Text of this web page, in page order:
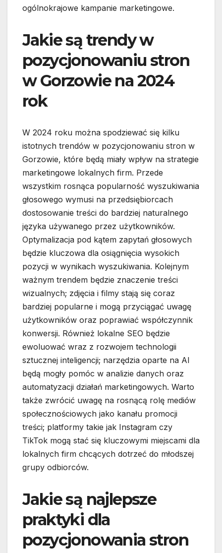
ogólnokrajowe kampanie marketingowe.
Jakie są trendy w
pozycjonowaniu stron
w Gorzowie na 2024
rok
W 2024 roku można spodziewać się kilku
istotnych trendów w pozycjonowaniu stron w
Gorzowie, które będą miały wpływ na strategie
marketingowe lokalnych firm. Przede
wszystkim rosnąca popularność wyszukiwania
głosowego wymusi na przedsiębiorcach
dostosowanie treści do bardziej naturalnego
języka używanego przez użytkowników.
Optymalizacja pod kątem zapytań głosowych
będzie kluczowa dla osiągnięcia wysokich
pozycji w wynikach wyszukiwania. Kolejnym
ważnym trendem będzie znaczenie treści
wizualnych; zdjęcia i filmy stają się coraz
bardziej popularne i mogą przyciągać uwagę
użytkowników oraz poprawiać współczynnik
konwersji. Również lokalne SEO będzie
ewoluować wraz z rozwojem technologii
sztucznej inteligencji; narzędzia oparte na AI
będą mogły pomóc w analizie danych oraz
automatyzacji działań marketingowych. Warto
także zwrócić uwagę na rosnącą rolę mediów
społecznościowych jako kanału promocji
treści; platformy takie jak Instagram czy
TikTok mogą stać się kluczowymi miejscami dla
lokalnych firm chcących dotrzeć do młodszej
grupy odbiorców.
Jakie są najlepsze
praktyki dla
pozycjonowania stron